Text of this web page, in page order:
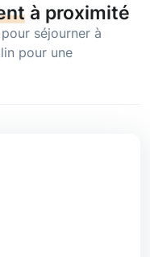
à proximité
séjourner à
pour une